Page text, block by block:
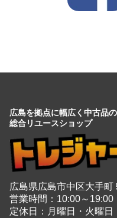
広島を拠点に幅広く中古品
総合リユースショップ
広島県広島市中区大手町
営業時間：10:00～19:00
定休日：月曜日・火曜日